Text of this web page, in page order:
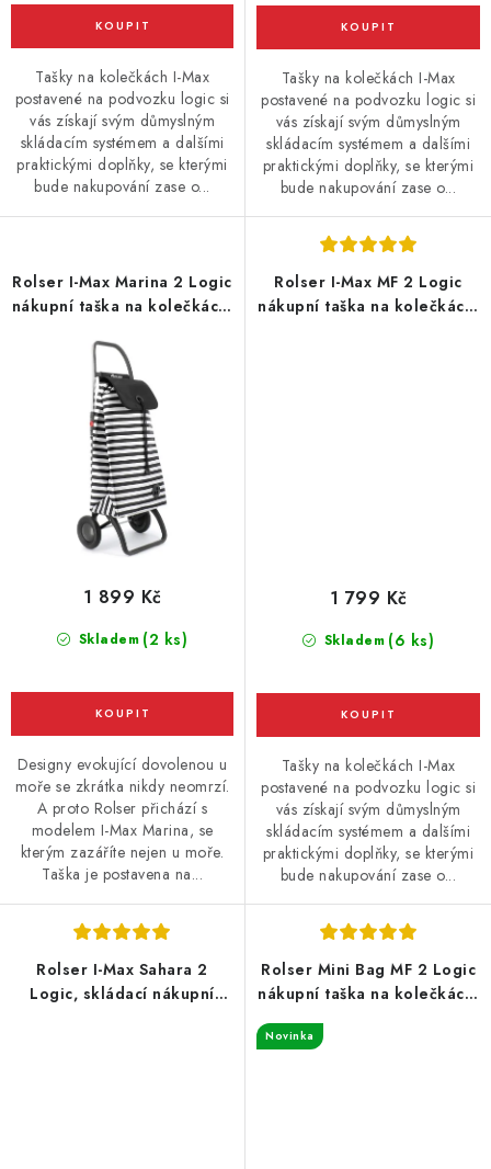
Tašky na kolečkách I-Max
postavené na podvozku logic si
vás získají svým důmyslným
skládacím systémem a dalšími
praktickými doplňky, se kterými
bude nakupování zase o...
Tašky na kolečkách I-Max
postavené na podvozku logic si
vás získají svým důmyslným
skládacím systémem a dalšími
praktickými doplňky, se kterými
bude nakupování zase o...
Rolser I-Max Marina 2 Logic
nákupní taška na kolečkách,
Skladem (2 ks)
1 899 Kč
Designy evokující dovolenou u
moře se zkrátka nikdy neomrzí.
A proto Rolser přichází s
modelem I-Max Marina, se
kterým zazáříte nejen u moře.
Taška je postavena na...
Rolser I-Max MF 2 Logic
nákupní taška na kolečkách,
Skladem (6 ks)
1 799 Kč
Tašky na kolečkách I-Max
postavené na podvozku logic si
vás získají svým důmyslným
skládacím systémem a dalšími
praktickými doplňky, se kterými
bude nakupování zase o...
Rolser I-Max Sahara 2
Logic, skládací nákupní
Rolser Mini Bag MF 2 Logic
nákupní taška na kolečkách,
Novinka